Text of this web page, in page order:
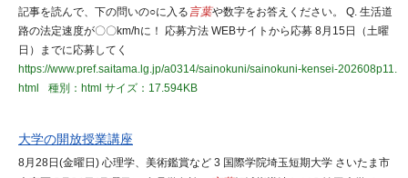
記事を読んで、下の問いの○に入る 言葉や数字をお答えください。 Q. 生活道
路の法定速度が〇〇km/hに！ 応募方法 WEBサイトから応募 8月15日（土曜
日）までに応募してく
https://www.pref.saitama.lg.jp/a0314/sainokuni/sainokuni-kensei-202608p11.
html
種別：html サイズ：17.594KB
大学の開放授業講座
8月28日(金曜日) 心理学、美術鑑賞など 3 国際学院埼玉短期大学 さいたま市